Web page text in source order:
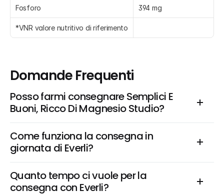
Fosforo 394 mg
*VNR valore nutritivo di riferimento
Domande Frequenti
Posso farmi consegnare Semplici E
Buoni, Ricco Di Magnesio Studio?
Come funziona la consegna in
giornata di Everli?
Quanto tempo ci vuole per la
consegna con Everli?